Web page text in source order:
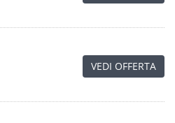
VEDI OFFERTA